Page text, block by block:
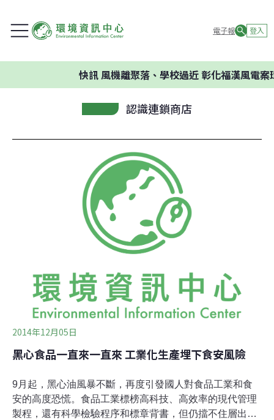
電子報 登入
快訊風機離聚落、學校過近 彰化福漢風電案環
認識連鎖商店
2014年12月05日
黑心食品一直來一直來 工業化生產埋下食安風險
9月起，黑心油風暴不斷，再度引發國人對食品工業和食
安的高度恐慌。食品工業標榜高科技、高效率的現代管理
製程，還有科學檢驗程序和標章背書，但仍擋不住層出不